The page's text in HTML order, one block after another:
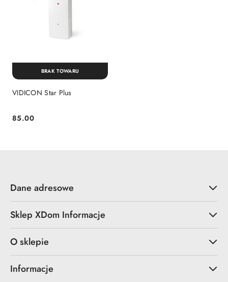
VIDICON Star Plus
Cena:
85.00
BRAK TOWARU
Dane adresowe
Sklep XDom Informacje
O sklepie
Informacje